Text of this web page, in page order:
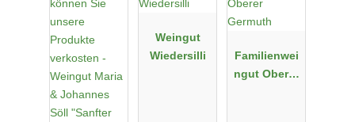
Weingut
Wiedersilli
Familienwei
ngut Oberer